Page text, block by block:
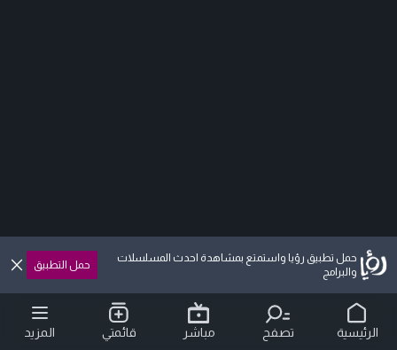
حمل تطبيق رؤيا واستمتع بمشاهدة احدث المسلسلات
والبرامج
حمل التطبيق
الرئيسية تصفح مباشر قائمتي المزيد